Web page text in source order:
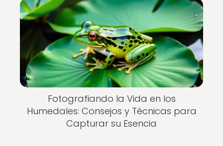
Fotografiando la Vida en los
Humedales: Consejos y Técnicas para
Capturar su Esencia